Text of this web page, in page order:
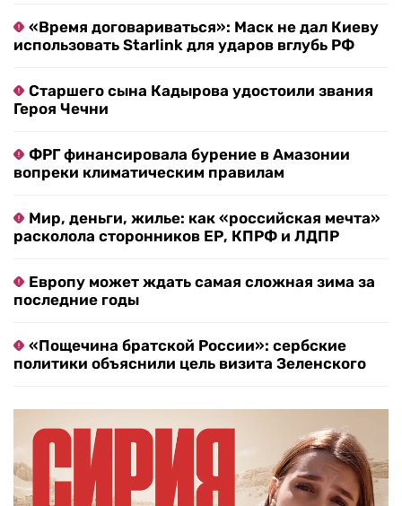
«Время договариваться»: Маск не дал Киеву
использовать Starlink для ударов вглубь РФ
Старшего сына Кадырова удостоили звания
Героя Чечни
ФРГ финансировала бурение в Амазонии
вопреки климатическим правилам
Мир, деньги, жилье: как «российская мечта»
расколола сторонников ЕР, КПРФ и ЛДПР
Европу может ждать самая сложная зима за
последние годы
«Пощечина братской России»: сербские
политики объяснили цель визита Зеленского